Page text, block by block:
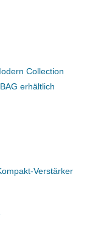
Collection
erhältlich
Verstärker